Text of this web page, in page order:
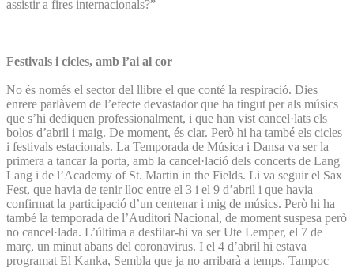
assistir a fires internacionals?”
Festivals i cicles, amb l’ai al cor
No és només el sector del llibre el que conté la respiració. Dies
enrere parlàvem de l’efecte devastador que ha tingut per als músics
que s’hi dediquen professionalment, i que han vist cancel·lats els
bolos d’abril i maig. De moment, és clar. Però hi ha també els cicles
i festivals estacionals. La Temporada de Música i Dansa va ser la
primera a tancar la porta, amb la cancel·lació dels concerts de Lang
Lang i de l’Academy of St. Martin in the Fields. Li va seguir el Sax
Fest, que havia de tenir lloc entre el 3 i el 9 d’abril i que havia
confirmat la participació d’un centenar i mig de músics. Però hi ha
també la temporada de l’Auditori Nacional, de moment suspesa però
no cancel·lada. L’última a desfilar-hi va ser Ute Lemper, el 7 de
març, un minut abans del coronavirus. I el 4 d’abril hi estava
programat El Kanka, Sembla que ja no arribarà a temps. Tampoc